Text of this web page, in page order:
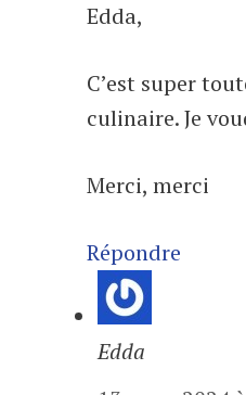
Edda,
C’est super
culinaire. Je
Merci, merci
Répondre
Edda